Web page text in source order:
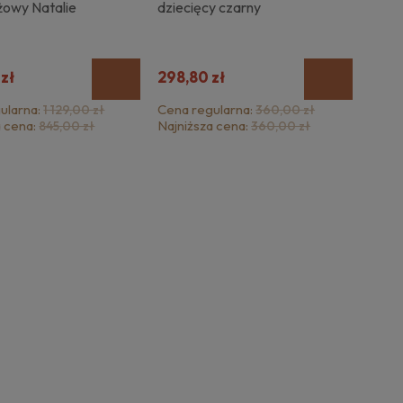
Natalie
1 129,00 zł
cena:845,00 zł
dziecięcy czarny
298,80 zł
Cena regularna:360,00 zł
Najniższa cena:360,00 zł